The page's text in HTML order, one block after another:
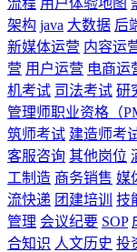
流程 用户体验地图
架构 java 大数据 后
新媒体运营 内容运
营 用户运营 电商运
机考试 司法考试 研
管理师职业资格（
筑师考试 建造师考
客服咨询 其他岗位
工制造 商务销售 媒
流快递 团建培训 技
管理 会议纪要 SOP
合知识 人文历史 投